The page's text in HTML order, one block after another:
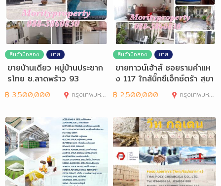
สินค้ามือสอง ขาย
ขายบ้านเดี่ยว หมู่บ้านประชาก
รไทย ซ.ลาดพร้าว 93
฿ 3,500,000 กรุงเทพมหานคร
สินค้ามือสอง ขาย
ขายทาวน์เฮ้าส์ ซอยรามคำแห
ง 117 ใกล้บิ๊กซีเอ็กซ์ตร้า สุขา
ภิบา
฿ 2,500,000 กรุงเทพมหานคร